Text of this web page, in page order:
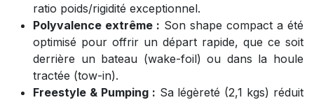
ratio poids/rigidité exceptionnel.
Polyvalence extrême : Son shape compact a été
optimisé pour offrir un départ rapide, que ce soit
derrière un bateau (wake-foil) ou dans la houle
tractée (tow-in).
Freestyle & Pumping : Sa légèreté (2,1 kgs) réduit